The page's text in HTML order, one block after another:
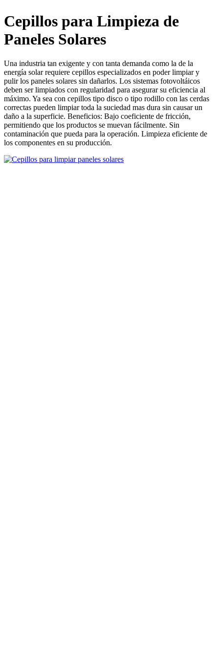
Cepillos para Limpieza de
Paneles Solares
Una industria tan exigente y con tanta demanda como la de la
energía solar requiere cepillos especializados en poder limpiar y
pulir los paneles solares sin dañarlos. Los sistemas fotovoltáicos
deben ser limpiados con regularidad para asegurar su eficiencia al
máximo. Ya sea con cepillos tipo disco o tipo rodillo con las cerdas
correctas pueden limpiar toda la suciedad mas dura sin causar un
daño a la superficie. Beneficios: Bajo coeficiente de fricción,
permitiendo que los productos se muevan fácilmente. Sin
contaminación que pueda para la operación. Limpieza eficiente de
los componentes en su producción.